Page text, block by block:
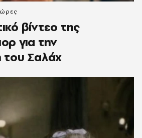
βίντεο της
για την
του Σαλάχ
ώρες